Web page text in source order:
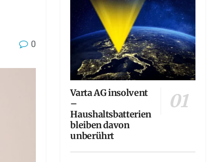
0
Varta AG insolvent
–
Haushaltsbatterien
bleiben davon
unberührt